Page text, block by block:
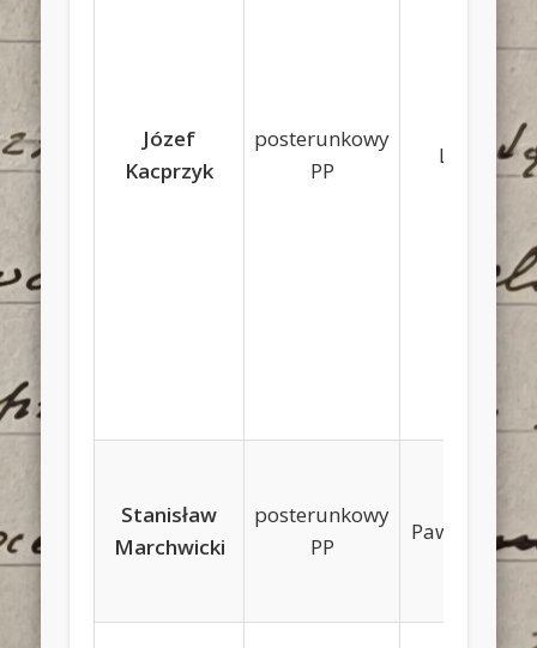
Józef
Kacprzyk
posterunkowy
PP
Ludwik
Stanisław
Marchwicki
posterunkowy
PP
Paweł, Aniela